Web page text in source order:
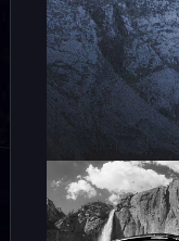
SMART
функциям
головки,
защелки.